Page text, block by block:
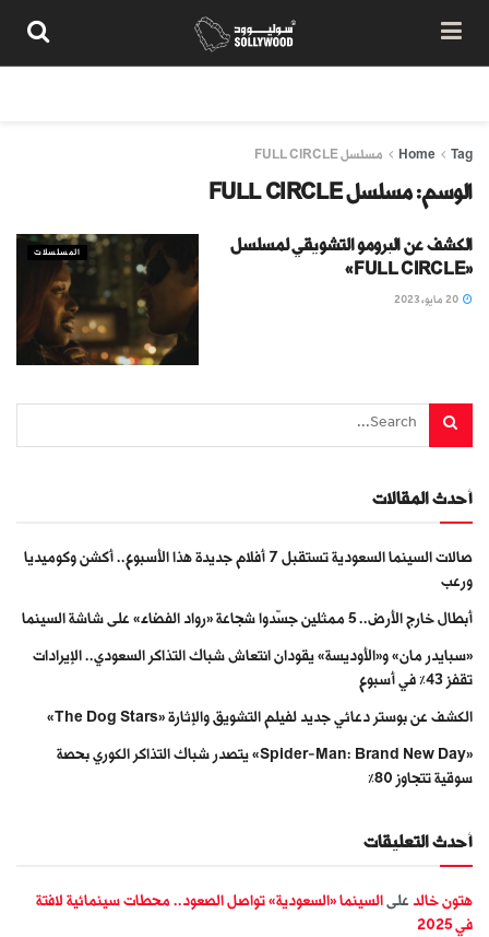
Home Tag مسلسل FULL CIRCLE
الوسم:مسلسل FULL CIRCLE
المسلسلات
الكشف عن البرومو التشويقي لمسلسل
«FULL CIRCLE»
أحدث المقالات
صالات السينما السعودية تستقبل 7 أفلام جديدة هذا الأسبوع.. أكشن وكوميديا
ورعب
أبطال خارج الأرض.. 5 ممثلين جسّدوا شجاعة «رواد الفضاء» على شاشة السينما
«سبايدر مان» و«الأوديسة» يقودان انتعاش شباك التذاكر السعودي.. الإيرادات
تقفز 43% في أسبوع
الكشف عن بوستر دعائي جديد لفيلم التشويق والإثارة «The Dog Stars»
«Spider-Man: Brand New Day» يتصدر شباك التذاكر الكوري بحصة
سوقية تتجاوز 80%
أحدث التعليقات
هتون خالد على السينما «السعودية» تواصل الصعود.. محطات سينمائية لافتة
في 2025